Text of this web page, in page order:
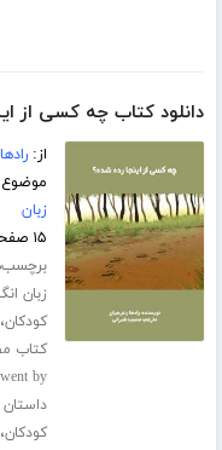
دانلود کتاب چه کسی از
از:
زبان
۱۵ صفحه
زبان
کودکان
کتاب
by
داستان
کودکان،